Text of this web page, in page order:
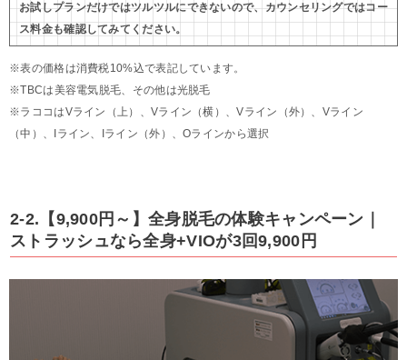
お試しプランだけではツルツルにできないので、カウンセリングではコー
ス料金も確認してみてください。
※表の価格は消費税10%込で表記しています。
※TBCは美容電気脱毛、その他は光脱毛
※ラココはVライン（上）、Vライン（横）、Vライン（外）、Vライン
（中）、Iライン、Iライン（外）、Oラインから選択
2-2.【9,900円～】全身脱毛の体験キャンペーン｜
ストラッシュなら全身+VIOが3回9,900円